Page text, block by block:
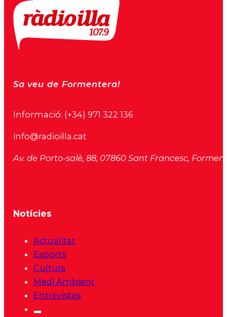
Sa veu de Formentera!
Informació: (+34) 971 322 136
info@radioilla.cat
Av. de Porto-salè, 88, 07860 Sant Francesc,
Notícies
Actualitat
Esports
Cultura
Medi Ambient
Entrevistes